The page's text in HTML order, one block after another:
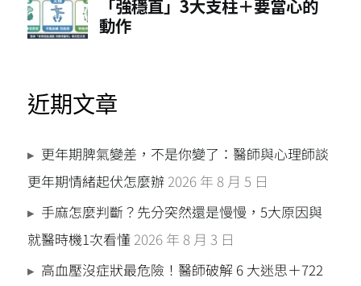
近期文章
更年期脾氣變差，不是你變了：醫師與心理師談
更年期情緒起伏怎麼辦 2026 年 8 月 5 日
手麻怎麼判斷？先分突然還是慢慢，5大原因與
就醫時機1次看懂 2026 年 8 月 3 日
高血壓沒症狀最危險！醫師破解 6 大迷思＋722